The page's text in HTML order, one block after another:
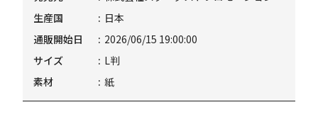
生産国
日本
通販開始日
2026/06/15 19:00:00
サイズ
L判
素材
紙